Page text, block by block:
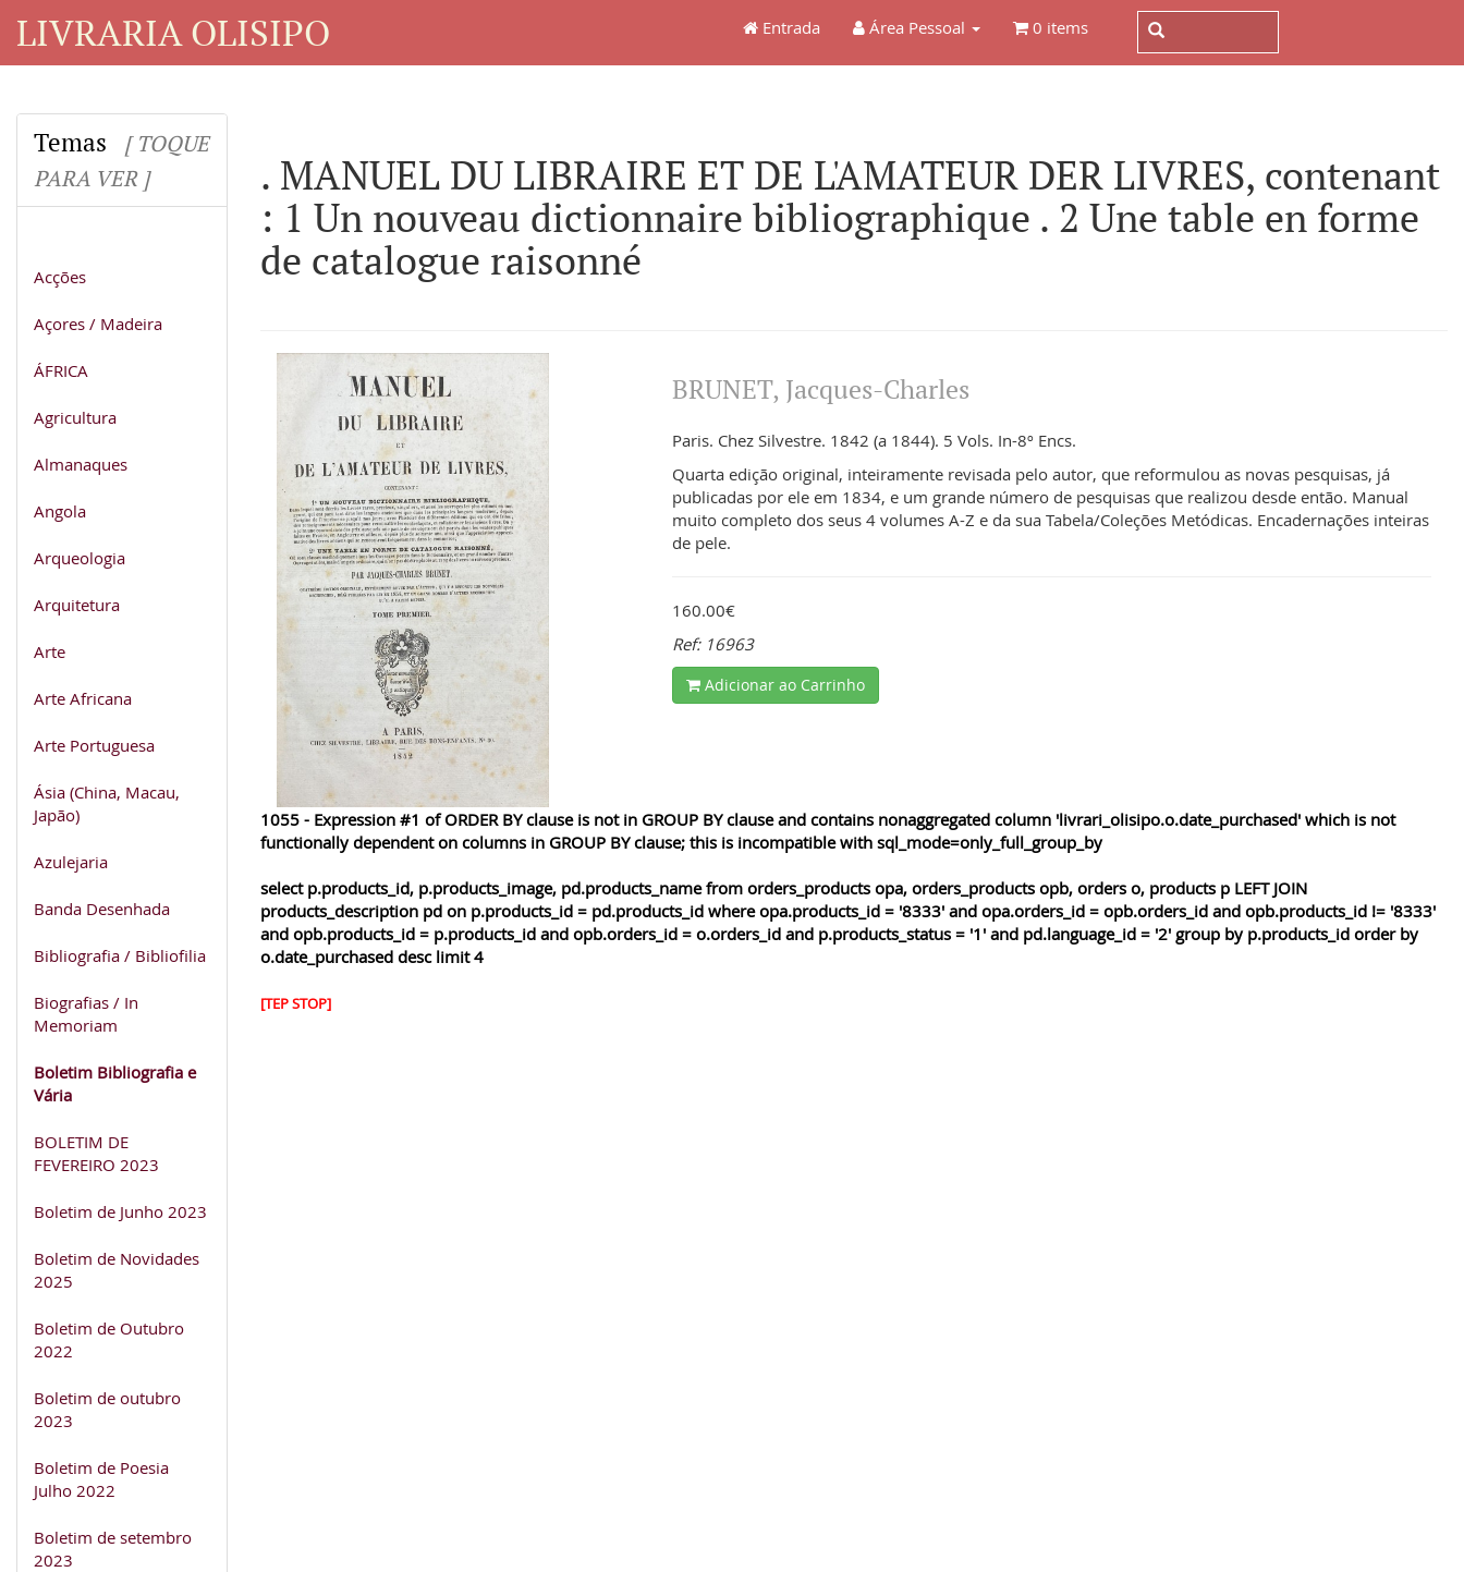
LIVRARIA OLISIPO Entrada Área Pessoal 0 items
Temas
[ TOQUE
PARA VER ]
Acções
Açores / Madeira
ÁFRICA
Agricultura
Almanaques
Angola
Arqueologia
Arquitetura
Arte
Arte Africana
Arte Portuguesa
Ásia (China, Macau,
Japão)
Azulejaria
Banda Desenhada
Bibliografia / Bibliofilia
Biografias / In
Memoriam
Boletim Bibliografia e
Vária
BOLETIM DE
FEVEREIRO 2023
Boletim de Junho 2023
Boletim de Novidades
2025
Boletim de Outubro
2022
Boletim de outubro
2023
Boletim de Poesia
Julho 2022
Boletim de setembro
2023
. MANUEL DU LIBRAIRE ET DE L'AMATEUR DER LIVRES, contenant
: 1 Un nouveau dictionnaire bibliographique . 2 Une table en forme
de catalogue raisonné
BRUNET, Jacques-Charles
Paris. Chez Silvestre. 1842 (a 1844). 5 Vols. In-8º Encs.
Quarta edição original, inteiramente revisada pelo autor, que reformulou as novas pesquisas, já
publicadas por ele em 1834, e um grande número de pesquisas que realizou desde então. Manual
muito completo dos seus 4 volumes A-Z e da sua Tabela/Coleções Metódicas. Encadernações inteiras
de pele.
160.00€
Ref: 16963
Adicionar ao Carrinho
1055 - Expression #1 of ORDER BY clause is not in GROUP BY clause and contains nonaggregated column 'livrari_olisipo.o.date_purchased' which is not
functionally dependent on columns in GROUP BY clause; this is incompatible with sql_mode=only_full_group_by
select p.products_id, p.products_image, pd.products_name from orders_products opa, orders_products opb, orders o, products p LEFT JOIN
products_description pd on p.products_id = pd.products_id where opa.products_id = '8333' and opa.orders_id = opb.orders_id and opb.products_id != '8333'
and opb.products_id = p.products_id and opb.orders_id = o.orders_id and p.products_status = '1' and pd.language_id = '2' group by p.products_id order by
o.date_purchased desc limit 4
[TEP STOP]